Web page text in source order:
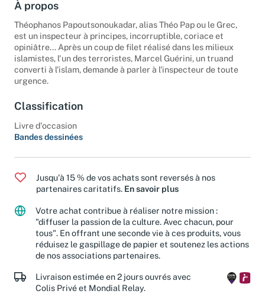
À propos
Théophanos Papoutsonoukadar, alias Théo Pap ou le Grec,
est un inspecteur à principes, incorruptible, coriace et
opiniâtre... Après un coup de filet réalisé dans les milieux
islamistes, l'un des terroristes, Marcel Guérini, un truand
converti à l'islam, demande à parler à l'inspecteur de toute
urgence.
Classification
Livre d'occasion
Bandes dessinées
Jusqu'à 15 % de vos achats sont reversés à nos
partenaires caritatifs. En savoir plus
Votre achat contribue à réaliser notre mission :
"diffuser la passion de la culture. Avec chacun, pour
tous". En offrant une seconde vie à ces produits, vous
réduisez le gaspillage de papier et soutenez les actions
de nos associations partenaires.
Livraison estimée en 2 jours ouvrés avec
Colis Privé et Mondial Relay.